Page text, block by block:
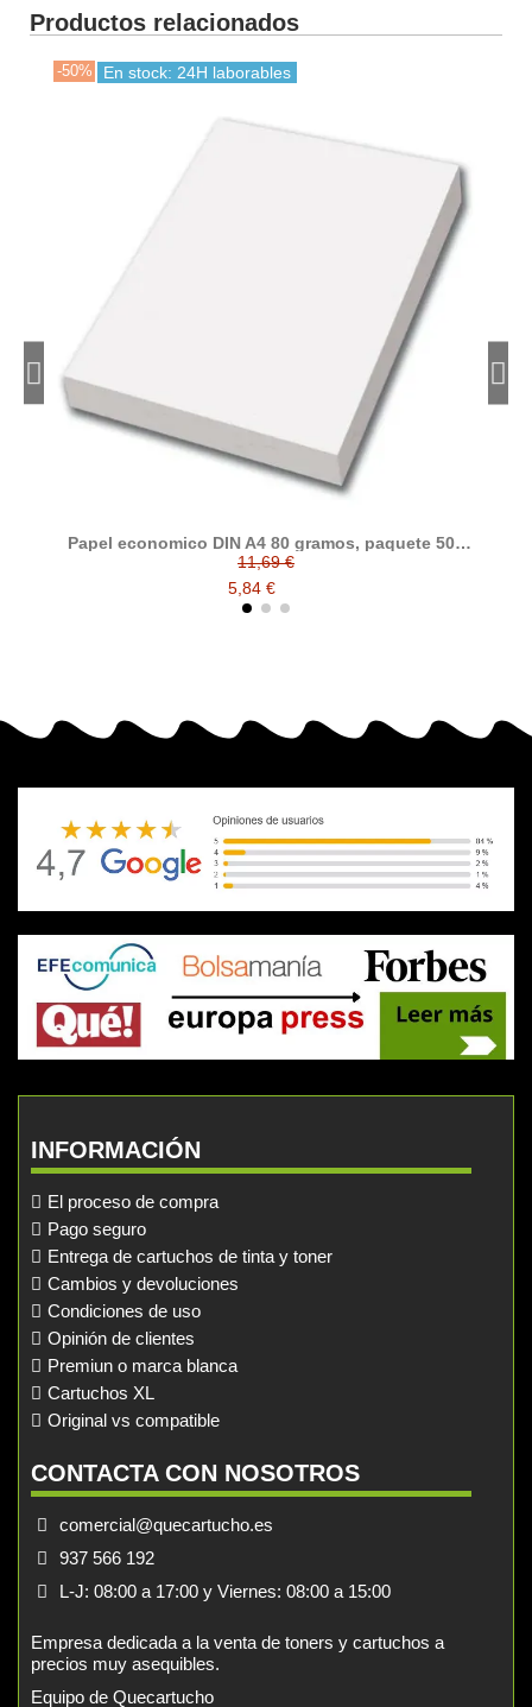
Productos relacionados
-50% En stock: 24H laborables
Papel economico DIN A4 80 gramos, paquete 500
folios
11,69 €
5,84 €
INFORMACIÓN
El proceso de compra
Pago seguro
Entrega de cartuchos de tinta y toner
Cambios y devoluciones
Condiciones de uso
Opinión de clientes
Premiun o marca blanca
Cartuchos XL
Original vs compatible
CONTACTA CON NOSOTROS
comercial@quecartucho.es
937 566 192
L-J: 08:00 a 17:00 y Viernes: 08:00 a 15:00
Empresa dedicada a la venta de toners y cartuchos a
precios muy asequibles.
Equipo de Quecartucho